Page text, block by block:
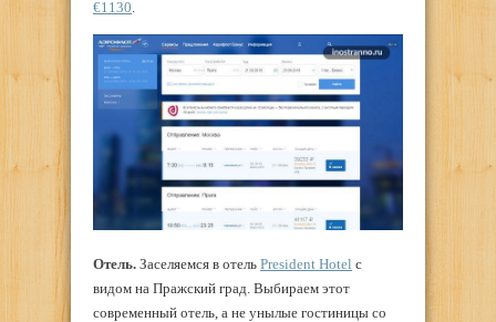
€1130
Отель. Заселяемся в отель President Hotel с
видом на Пражский град. Выбираем этот
современный отель, а не унылые гостиницы со